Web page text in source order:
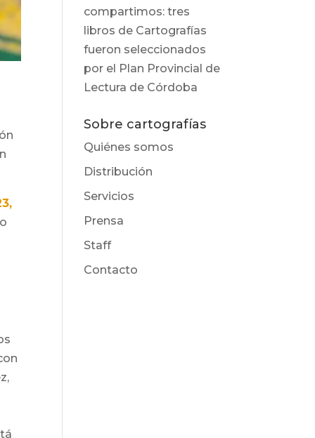
compartimos: tres
libros de Cartografías
fueron seleccionados
por el Plan Provincial de
Lectura de Córdoba
Sobre cartografías
Quiénes somos
Distribución
Servicios
Prensa
Staff
Contacto